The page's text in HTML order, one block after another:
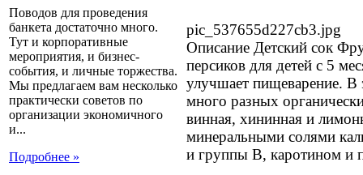
Поводов для проведения
банкета достаточно много.
Тут и корпоративные
мероприятия, и бизнес-
события, и личные торжества.
Мы предлагаем вам несколько
практически советов по
организации экономичного
и...
Подробнее »
pic_537655d227cb3.jpg
Описание Детский сок
персиков для детей с 5
улучшает пищеварение. В
много разных
винная, хининная и
минеральными солями
и группы В, каротином и